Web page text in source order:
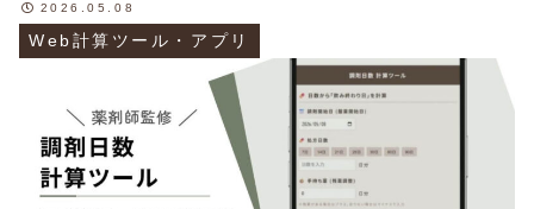
Web計算ツール・アプリ
2026.05.08